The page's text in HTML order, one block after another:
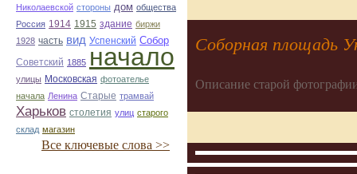
Николаевской стороны дом общества
Россия 1914 1915 здание биржи
1928 часть вид Успенский Собор
Советский 1885 начало
улицы Московская фотоателье
начала Ленина Старые трамвай
Харьков столетия улиц старого
склад магазин
Все ключевые слова >>
Соборная площадь
Описание старой